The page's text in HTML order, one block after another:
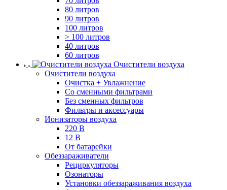
80 литров
90 литров
100 литров
> 100 литров
40 литров
60 литров
Очистители воздуха
Очистители воздуха
Очистка + Увлажнение
Cо сменными фильтрами
Без сменных фильтров
Фильтры и аксессуары
Ионизаторы воздуха
220 В
12 В
От батарейки
Обеззараживатели
Рециркуляторы
Озонаторы
Установки обеззараживания воздуха